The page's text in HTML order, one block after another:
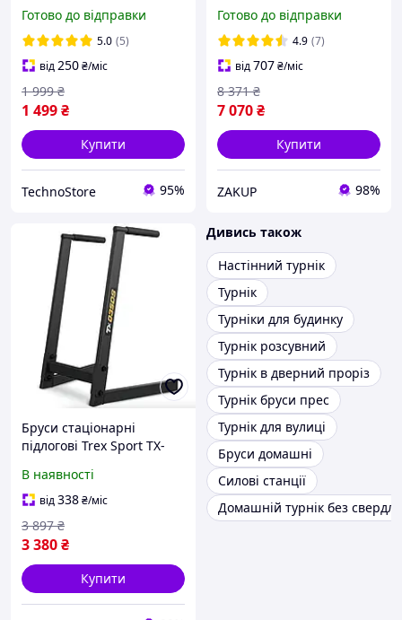
стіну
Готово до відправки
5.0 (5)
від250₴/міс
1 499₴
1 999 ₴
Купити
TechnoStore 95%
Готово до відправки
4.9 (7)
від707₴/міс
7 070₴
8 371 ₴
Купити
ZAKUP 98%
Бруси стаціонарні
підлогові Trex Sport TX-
В наявності
від338₴/міс
3 380₴
3 897 ₴
Купити
Дивись також
Настінний турнік
Турнік
Турніки для будинку
Турнік розсувний
Турнік в дверний проріз
Турнік бруси прес
Турнік для вулиці
Бруси домашні
Силові станції
Домашній турнік без